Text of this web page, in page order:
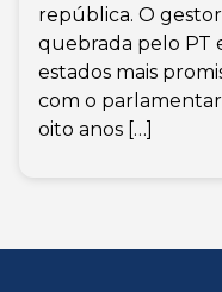
república. O
quebrada pelo PT
estados mais
com o
oito anos […]